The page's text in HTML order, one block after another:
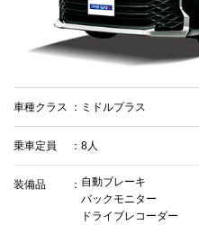
車種クラス ミドルプラス
乗車定員 8人
装備品
自動ブレーキ
バックモニター
ドライブレコーダー